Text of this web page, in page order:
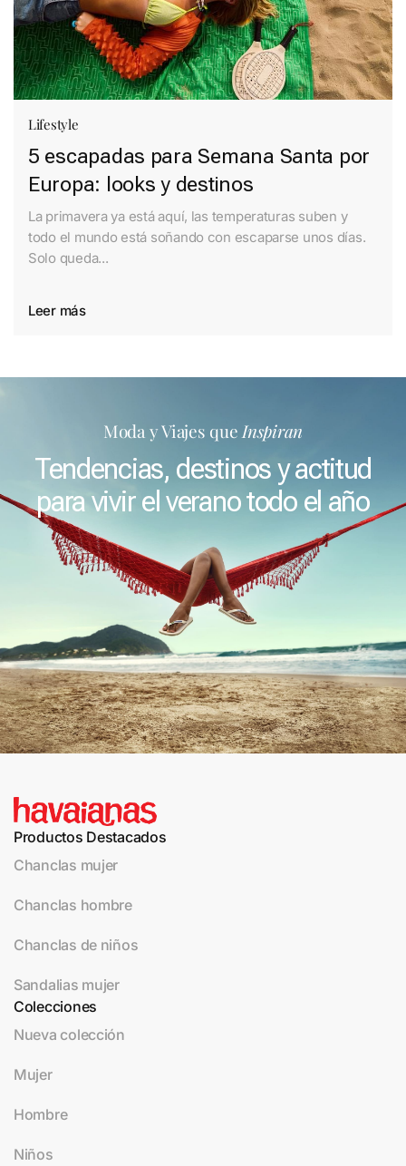
Lifestyle
5 escapadas para Semana Santa por
Europa: looks y destinos
La primavera ya está aquí, las temperaturas suben y
todo el mundo está soñando con escaparse unos días.
Solo queda...
Leer más
Moda y Viajes que Inspiran
Tendencias, destinos y actitud
para vivir el verano todo el año
Productos Destacados
Chanclas mujer
Chanclas hombre
Chanclas de niños
Sandalias mujer
Colecciones
Nueva colección
Mujer
Hombre
Niños